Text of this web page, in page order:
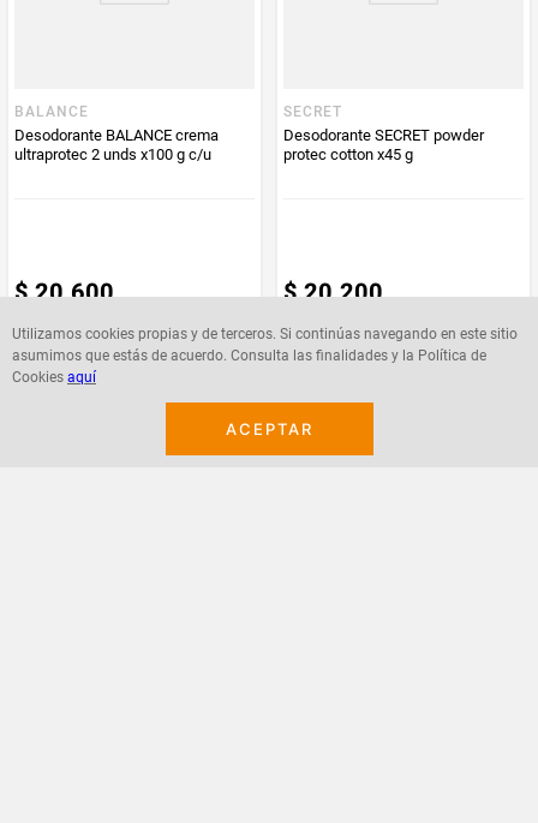
Utilizamos cookies propias y de terceros. Si continúas navegando en este sitio
asumimos que estás de acuerdo. Consulta las finalidades y la Política de
Cookies aquí
ACEPTAR
BALANCE
Desodorante BALANCE crema
ultraprotec 2 unds x100 g c/u
$20.600
SECRET
Desodorante SECRET powder
protec cotton x45 g
$20.200